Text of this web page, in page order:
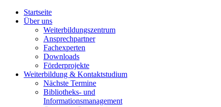
Startseite
Über uns
Weiterbildungszentrum
Ansprechpartner
Fachexperten
Downloads
Förderprojekte
Weiterbildung & Kontaktstudium
Nächste Termine
Bibliotheks- und
Informationsmanagement